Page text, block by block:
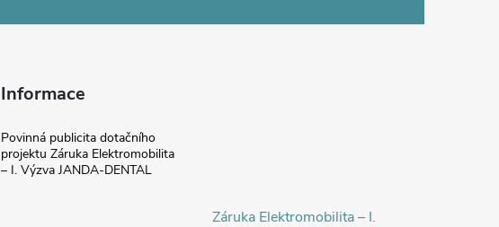
Informace
Povinná publicita dotačního
projektu Záruka Elektromobilita
– I. Výzva JANDA-DENTAL
Záruka Elektromobilita – I.